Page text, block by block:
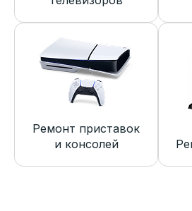
Ремонт приставок
и консолей